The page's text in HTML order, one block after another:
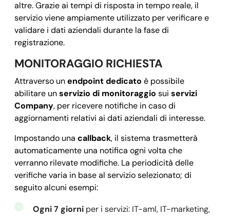
        "gps": {
          "coordinates": [
            ]
          }
        }
    },
    "registrationDate":
"2018-07-26",
   }
  "success":
true,
  "error":
null
altre. Grazie ai tempi di risposta in tempo reale, il
servizio viene ampiamente utilizzato per verificare e
validare i dati aziendali durante la fase di
registrazione.
MONITORAGGIO RICHIESTA
Attraverso unendpoint dedicato è possibile
abilitare unservizio di monitoraggio sui servizi
Company, per ricevere notifiche in caso di
aggiornamenti relativi ai dati aziendali di interesse.
Impostando una callback, il sistema trasmetterà
automaticamente una notifica ogni volta che
verranno rilevate modifiche. La periodicità delle
verifiche varia in base al servizio selezionato; di
seguito alcuni esempi:
Ogni 7 giorni per i servizi: IT-aml, IT-marketing,